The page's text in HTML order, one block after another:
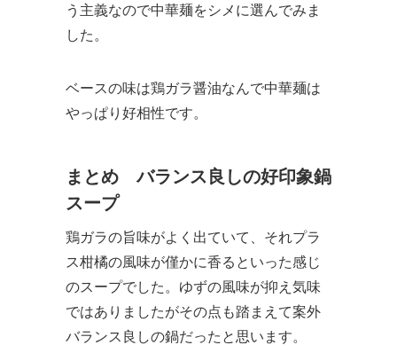
う主義なので中華麺をシメに選んでみま
した。
ベースの味は鶏ガラ醤油なんで中華麺は
やっぱり好相性です。
まとめ バランス良しの好印象鍋
スープ
鶏ガラの旨味がよく出ていて、それプラ
ス柑橘の風味が僅かに香るといった感じ
のスープでした。ゆずの風味が抑え気味
ではありましたがその点も踏まえて案外
バランス良しの鍋だったと思います。